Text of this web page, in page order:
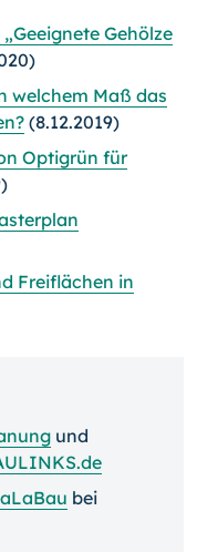
Gehölze
welchem Maß das
(8.12.2019)
Optigrün für
Freiflächen in
und
bei